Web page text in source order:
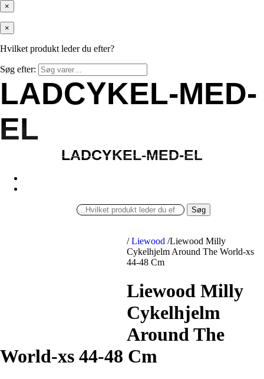
×
×
Hvilket produkt leder du efter?
Søg efter:
LADCYKEL-MED-
EL
MED-
LADCYKEL-MED-EL
LADCYKEL-MED-EL
Søg
/ Liewood /Liewood Milly
Cykelhjelm Around The World-xs
44-48 Cm
Liewood Milly
Cykelhjelm
Around The
World-xs 44-48 Cm